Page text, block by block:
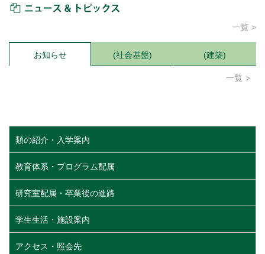
一覧
お知らせ (社会基盤) (建築)
一覧
類の紹介・入学案内
教育体系・プログラム配属
研究室配属・卒業後の進路
学生生活・施設案内
アクセス・照会先